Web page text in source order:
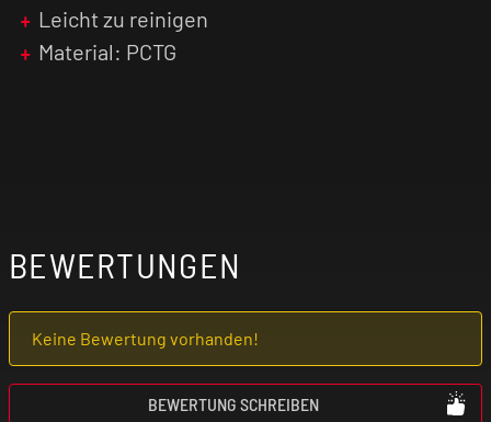
Leicht zu reinigen
Material: PCTG
BEWERTUNGEN
Keine Bewertung vorhanden!
BEWERTUNG SCHREIBEN